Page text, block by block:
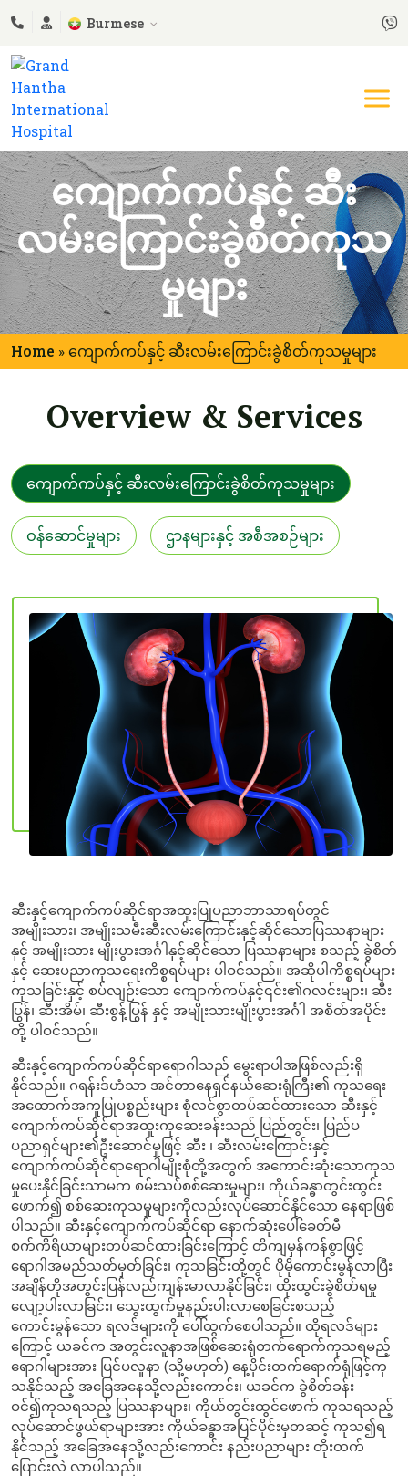
Burmese
ကျောက်ကပ်နှင့် ဆီး
လမ်းကြောင်းခွဲစိတ်ကုသ
မှုများ
Home » ကျောက်ကပ်နှင့် ဆီးလမ်းကြောင်းခွဲစိတ်ကုသမှုများ
Overview & Services
ကျောက်ကပ်နှင့် ဆီးလမ်းကြောင်းခွဲစိတ်ကုသမှုများ
ဝန်ဆောင်မှုများ ဌာနများနှင့် အစီအစဉ်များ
ဆီးနှင့်ကျောက်ကပ်ဆိုင်ရာအထူးပြုပညာဘာသာရပ်တွင်
အမျိုးသား၊ အမျိုးသမီးဆီးလမ်းကြောင်းနှင့်ဆိုင်သောပြဿနာများ
နှင့် အမျိုးသား မျိုးပွားအင်္ဂါနှင့်ဆိုင်သော ပြဿနာများ စသည့် ခွဲစိတ်
နှင့် ဆေးပညာကုသရေးကိစ္စရပ်များ ပါဝင်သည်။ အဆိုပါကိစ္စရပ်များ
ကုသခြင်းနှင့် စပ်လျဉ်းသော ကျောက်ကပ်နှင့်၎င်း၏ဂလင်းများ၊ ဆီး
ပြွန်၊ ဆီးအိမ်၊ ဆီးစွန့်ပြွန် နှင့် အမျိုးသားမျိုးပွားအင်္ဂါ အစိတ်အပိုင်း
တို့ ပါဝင်သည်။
ဆီးနှင့်ကျောက်ကပ်ဆိုင်ရာရောဂါသည် မွေးရာပါအဖြစ်လည်းရှိ
နိုင်သည်။ ဂရန်းဒ်ဟံသာ အင်တာနေရှင်နယ်ဆေးရုံကြီး၏ ကုသရေး
အထောက်အကူပြုပစ္စည်းများ စုံလင်စွာတပ်ဆင်ထားသော ဆီးနှင့်
ကျောက်ကပ်ဆိုင်ရာအထူးကုဆေးခန်းသည် ပြည်တွင်း၊ ပြည်ပ
ပညာရှင်များ၏ဦးဆောင်မှုဖြင့် ဆီး ၊ ဆီးလမ်းကြောင်းနှင့်
ကျောက်ကပ်ဆိုင်ရာရောဂါမျိုးစုံတို့အတွက် အကောင်းဆုံးသောကုသ
မှုပေးနိုင်ခြင်းသာမက စမ်းသပ်စစ်ဆေးမှုများ၊ ကိုယ်ခန္ဓာတွင်းထွင်း
ဖောက်၍ စစ်ဆေးကုသမှုများကိုလည်းလုပ်ဆောင်နိုင်သော နေရာဖြစ်
ပါသည်။ ဆီးနှင့်ကျောက်ကပ်ဆိုင်ရာ နောက်ဆုံးပေါ်ခေတ်မီ
စက်ကိရိယာများတပ်ဆင်ထားခြင်းကြောင့် တိကျမှန်ကန်စွာဖြင့်
ရောဂါအမည်သတ်မှတ်ခြင်း၊ ကုသခြင်းတို့တွင် ပိုမိုကောင်းမွန်လာပြီး
အချိန်တိုအတွင်းပြန်လည်ကျန်းမာလာနိုင်ခြင်း၊ ထိုးထွင်းခွဲစိတ်ရမှု
လျော့ပါးလာခြင်း၊ သွေးထွက်မှုနည်းပါးလာစေခြင်းစသည့်
ကောင်းမွန်သော ရလဒ်များကို ပေါ်ထွက်စေပါသည်။ ထိုရလဒ်များ
ကြောင့် ယခင်က အတွင်းလူနာအဖြစ်ဆေးရုံတက်ရောက်ကုသရမည့်
ရောဂါများအား ပြင်ပလူနာ (သို့မဟုတ်) နေ့ပိုင်းတက်ရောက်ရုံဖြင့်ကု
သနိုင်သည့် အခြေအနေသို့လည်းကောင်း၊ ယခင်က ခွဲစိတ်ခန်း
ဝင်၍ကုသရသည့် ပြဿနာများ၊ ကိုယ်တွင်းထွင်ဖောက် ကုသရသည့်
လုပ်ဆောင်ဖွယ်ရာများအား ကိုယ်ခန္ဓာအပြင်ပိုင်းမှတဆင့် ကုသ၍ရ
နိုင်သည့် အခြေအနေသို့လည်းကောင်း နည်းပညာများ တိုးတက်
ပြောင်းလဲ လာပါသည်။